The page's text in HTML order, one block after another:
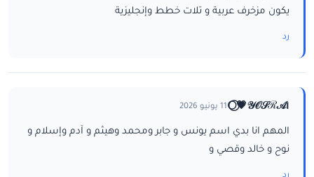
يكون مزخرف عربية و تلات خطط وإنجليزية
رد
ا𝒴𝒪𝒮ℛ𝒜💗⃝🌕 11 يونيو 2026
المهم انا بدي اسم يونس و جابر ومحمد وهيثم و آدم وإسلام و
نوح و خالد وقصي و